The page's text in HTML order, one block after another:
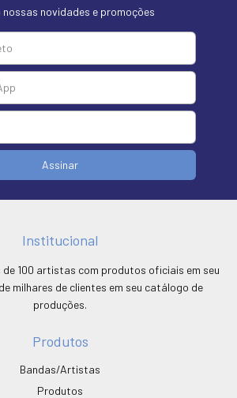
nossas novidades e promoções
Institucional
de 100 artistas com produtos oficiais em seu
milhares de clientes em seu catálogo de
produções.
Produtos
Bandas/Artistas
Produtos